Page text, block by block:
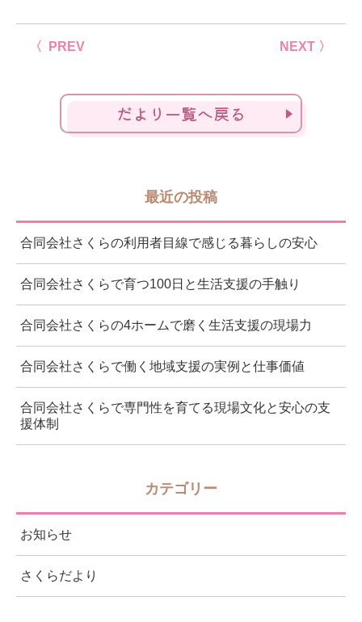
〈 PREV NEXT 〉
だより一覧へ戻る
最近の投稿
合同会社さくらの利用者目線で感じる暮らしの安心
合同会社さくらで育つ100日と生活支援の手触り
合同会社さくらの4ホームで磨く生活支援の現場力
合同会社さくらで働く地域支援の実例と仕事価値
合同会社さくらで専門性を育てる現場文化と安心の支
援体制
カテゴリー
お知らせ
さくらだより